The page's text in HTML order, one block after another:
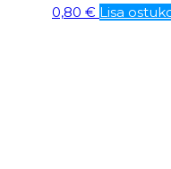
0,80 € Lisa